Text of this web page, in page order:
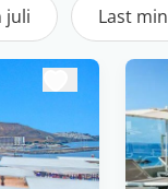
juli Last